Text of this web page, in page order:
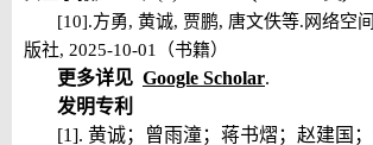
[10].方勇, 黄诚, 贾鹏, 唐文佚等. 网络空
版社, 2025-10-01 （书籍）
更多详见 Google Scholar.
发明专利
[1]. 黄诚；曾雨潼；蒋书熠；赵建国